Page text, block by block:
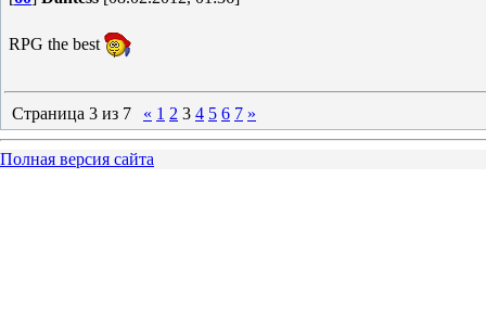
RPG the best
Страница 3 из 7 « 1 2 3 4 5 6 7 »
Полная версия сайта